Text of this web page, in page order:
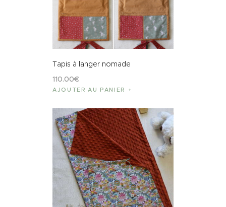
Tapis à langer nomade
110.00€
AJOUTER AU PANIER